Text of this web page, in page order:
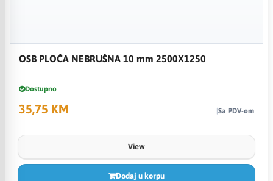
OSB PLOČA NEBRUŠNA 10 mm 2500X1250
Dostupno
35,75 KM Sa PDV-om
View
Dodaj u korpu